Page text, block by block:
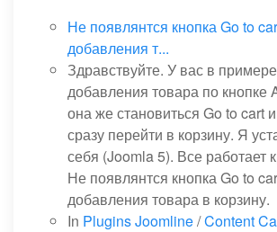
Не появлянтся кнопка Go to
добавления т...
Здравствуйте. У вас в
добавления товара по кнопке
она же становиться Go to cart
сразу перейти в корзину. Я
себя (Joomla 5). Все работает
Не появлянтся кнопка Go to
добавления товара в корзину.
In Plugins Joomline/Content